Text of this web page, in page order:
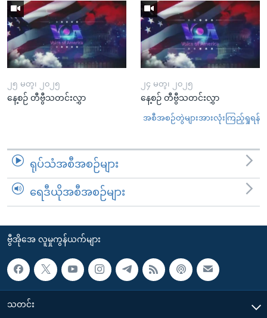
၂၅ မတ္၊ ၂၀၂၅
နေ့စဉ် တီဗွီသတင်းလွှာ
၂၄ မတ္၊ ၂၀၂၅
နေ့စဉ် တီဗွီသတင်းလွှာ
အစီအစဉ်တွဲများအားလုံးကြည့်ရှုရန်
ရုပ်သံအစီအစဉ်များ
ရေဒီယိုအစီအစဉ်များ
ဗွီအိုအေ လူမှုကွန်ယက်များ
သတင်း